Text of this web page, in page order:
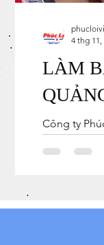
LÀM
Công ty
4 thg 11,